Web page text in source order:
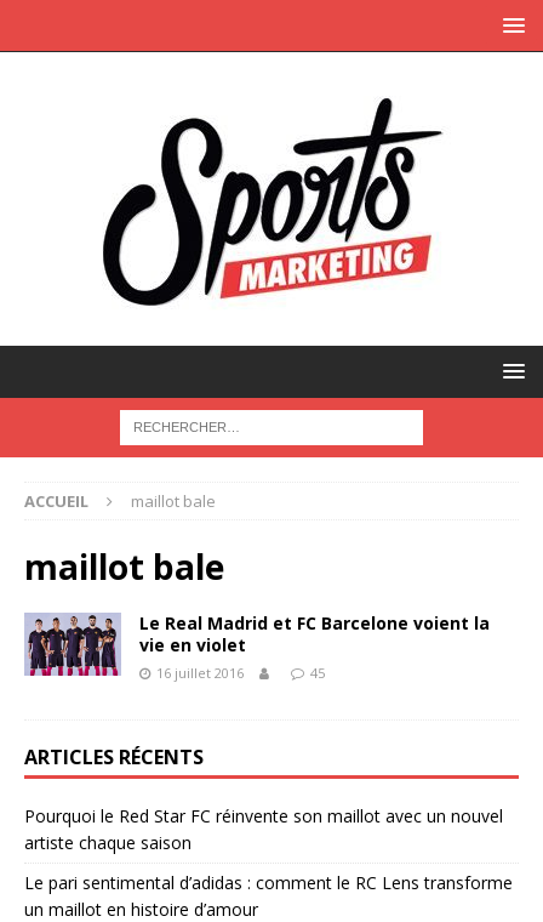
ACCUEIL maillot bale
maillot bale
Le Real Madrid et FC Barcelone voient la
vie en violet
16 juillet 2016 45
ARTICLES RÉCENTS
Pourquoi le Red Star FC réinvente son maillot avec un nouvel
artiste chaque saison
Le pari sentimental d’adidas : comment le RC Lens transforme
un maillot en histoire d’amour